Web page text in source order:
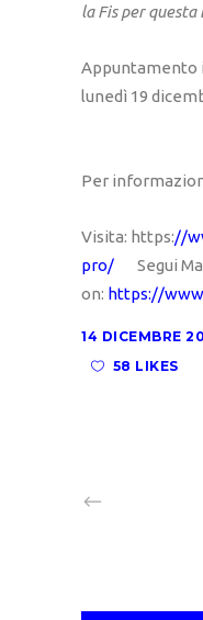
la Fis per
Appuntamento
lunedì 19
Per
Visita: https://
pro/ Segui
on: https://
14 DICEMBRE
58 LIKES